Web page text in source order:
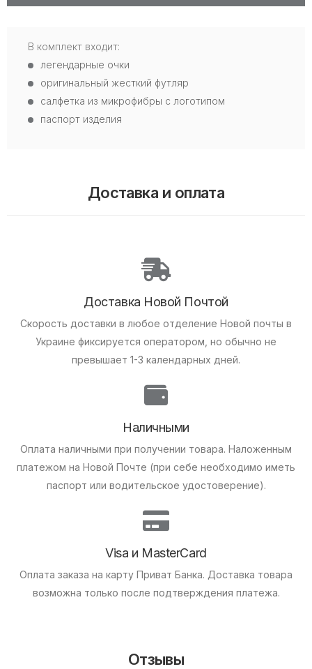
В комплект входит:
легендарные очки
оригинальный жесткий футляр
салфетка из микрофибры с логотипом
паспорт изделия
Доставка и оплата
Доставка Новой Почтой
Скорость доставки в любое отделение Новой почты в
Украине фиксируется оператором, но обычно не
превышает 1-3 календарных дней.
Наличными
Оплата наличными при получении товара. Наложенным
платежом на Новой Почте (при себе необходимо иметь
паспорт или водительское удостоверение).
Visa и MasterCard
Оплата заказа на карту Приват Банка. Доставка товара
возможна только после подтверждения платежа.
Отзывы